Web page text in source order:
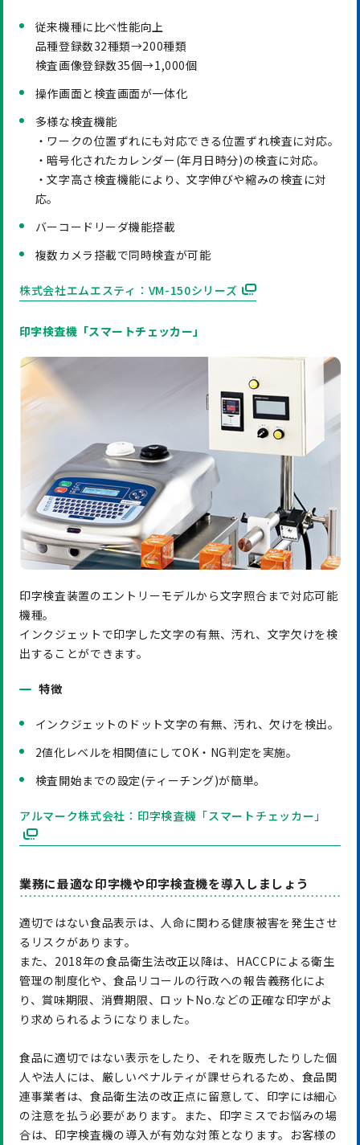
従来機種に比べ性能向上
品種登録数32種類→200種類
検査画像登録数35個→1,000個
操作画面と検査画面が一体化
多様な検査機能
・ワークの位置ずれにも対応できる位置ずれ検査に対応。
・暗号化されたカレンダー(年月日時分)の検査に対応。
・文字高さ検査機能により、文字伸びや縮みの検査に対
応。
バーコードリーダ機能搭載
複数カメラ搭載で同時検査が可能
株式会社エムエスティ：VM-150シリーズ
印字検査機「スマートチェッカー」
印字検査装置のエントリーモデルから文字照合まで対応可能
機種。
インクジェットで印字した文字の有無、汚れ、文字欠けを検
出することができます。
特徴
インクジェットのドット文字の有無、汚れ、欠けを検出。
2値化レベルを相関値にしてOK・NG判定を実施。
検査開始までの設定(ティーチング)が簡単。
アルマーク株式会社：印字検査機「スマートチェッカー」
業務に最適な印字機や印字検査機を導入しましょう
適切ではない食品表示は、人命に関わる健康被害を発生させ
るリスクがあります。
また、2018年の食品衛生法改正以降は、HACCPによる衛生
管理の制度化や、食品リコールの行政への報告義務化によ
り、賞味期限、消費期限、ロットNo.などの正確な印字がよ
り求められるようになりました。
食品に適切ではない表示をしたり、それを販売したりした個
人や法人には、厳しいペナルティが課せられるため、食品関
連事業者は、食品衛生法の改正点に留意して、印字には細心
の注意を払う必要があります。また、印字ミスでお悩みの場
合は、印字検査機の導入が有効な対策となります。お客様の